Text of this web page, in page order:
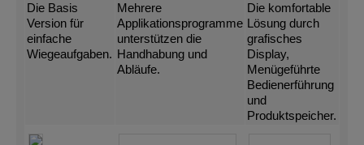
Die Basis
Version für
einfache
Wiegeaufgaben.
Mehrere
Applikationsprogramme
unterstützen die
Handhabung und
Abläufe.
Die komfortable
Lösung durch
grafisches
Display,
Menügeführte
Bedienerführung
und
Produktspeicher.